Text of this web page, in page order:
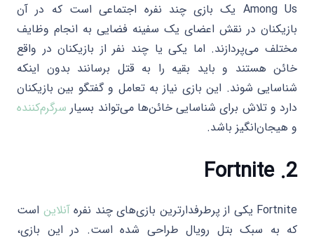
Among Us یک بازی چند نفره اجتماعی است که در آن
بازیکنان در نقش اعضای یک سفینه فضایی به انجام وظایف
مختلف می‌پردازند. اما یکی یا چند نفر از بازیکنان در واقع
خائن هستند و باید بقیه را به قتل برسانند بدون اینکه
شناسایی شوند. این بازی نیاز به تعامل و گفتگو بین بازیکنان
دارد و تلاش برای شناسایی خائن‌ها می‌تواند بسیار سرگرم‌کننده
و هیجان‌انگیز باشد.
2.
Fortnite
Fortnite یکی از پرطرفدارترین بازی‌های چند نفره آنلاین است
که به سبک بتل رویال طراحی شده است. در این بازی،